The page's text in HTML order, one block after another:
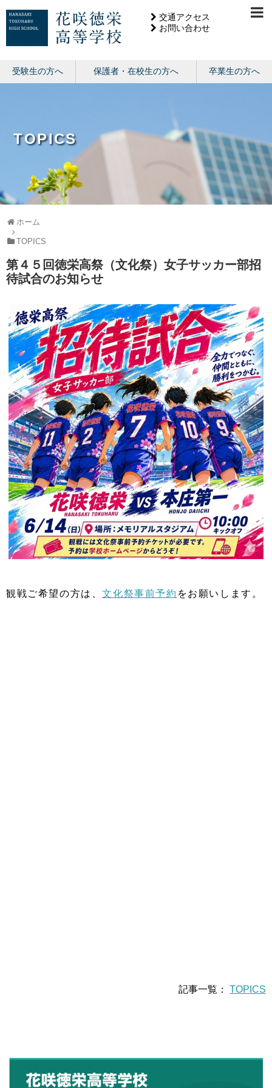
交通アクセス
お問い合わせ
受験生の方へ 保護者・在校生の方へ 卒業生の方へ
TOPICS
ホーム
TOPICS
第４５回徳栄高祭（文化祭）女子サッカー部招
待試合のお知らせ
観戦ご希望の方は、文化祭事前予約 をお願いします。
記事一覧： TOPICS